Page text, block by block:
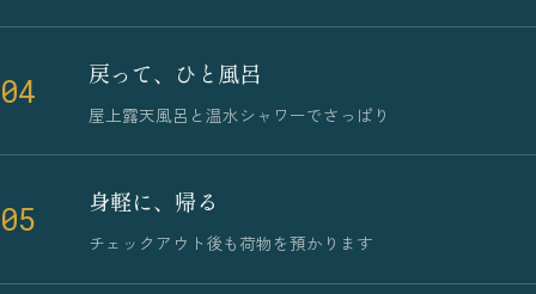
04 戻って、ひと風呂
屋上露天風呂と温水シャワーでさっぱり
05 身軽に、帰る
チェックアウト後も荷物を預かります